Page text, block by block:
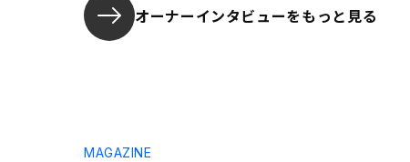
オーナーインタビューをもっと見る
MAGAZINE